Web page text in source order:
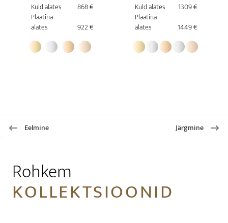
Kuld alates
868 €
Plaatina
alates
922 €
Kuld alates
1309 €
Plaatina
alates
1449 €
Eelmine Järgmine
Rohkem
KOLLEKTSIOONID